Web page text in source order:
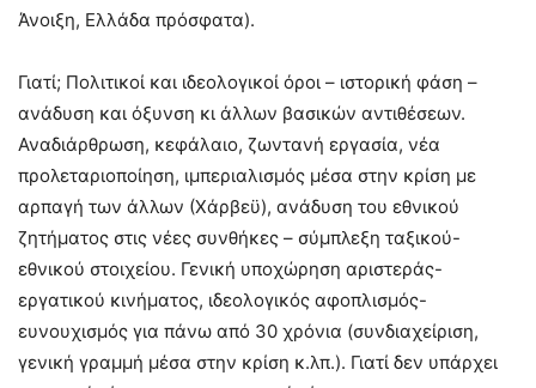
Άνοιξη, Ελλάδα πρόσφατα).
Γιατί; Πολιτικοί και ιδεολογικοί όροι – ιστορική φάση –
ανάδυση και όξυνση κι άλλων βασικών αντιθέσεων.
Αναδιάρθρωση, κεφάλαιο, ζωντανή εργασία, νέα
προλεταριοποίηση, ιμπεριαλισμός μέσα στην κρίση με
αρπαγή των άλλων (Χάρβεϋ), ανάδυση του εθνικού
ζητήματος στις νέες συνθήκες – σύμπλεξη ταξικού-
εθνικού στοιχείου. Γενική υποχώρηση αριστεράς-
εργατικού κινήματος, ιδεολογικός αφοπλισμός-
ευνουχισμός για πάνω από 30 χρόνια (συνδιαχείριση,
γενική γραμμή μέσα στην κρίση κ.λπ.). Γιατί δεν υπάρχει